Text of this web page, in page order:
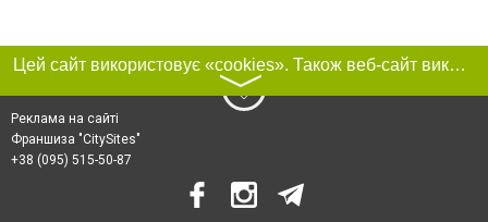
Цей сайт використовує «cookies». Також веб-сайт використовує інтернет-сервіс для збору технічних даних стосовно відвідувачів з метою отримання маркетингової та статистичної інформації. Умови обробки даних відвідувачів сайту див.
〉
Реклама на сайті
Франшиза "CitySites"
+38 (095) 515-50-87